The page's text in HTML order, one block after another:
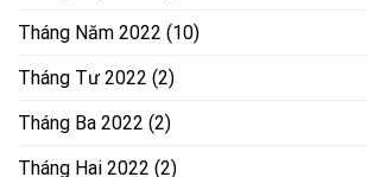
Tháng Năm 2022 (10)
Tháng Tư 2022 (2)
Tháng Ba 2022 (2)
Tháng Hai 2022 (2)